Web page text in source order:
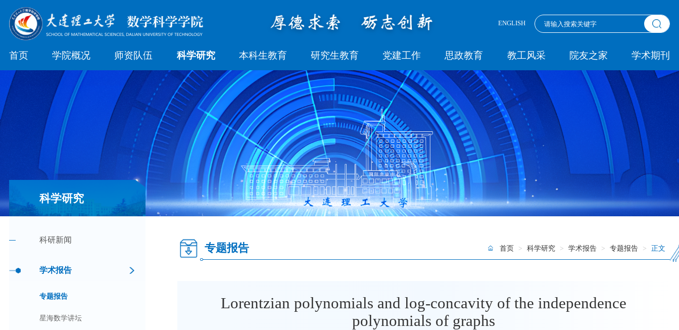
ENGLISH
首页 学院概况 师资队伍 科学研究 本科生教育 研究生教育 党建工作 思政教育 教工风采 院友之家 学术期刊
科学研究
科研新闻
学术报告
专题报告
星海数学讲坛
专题报告 首页 > 科学研究 > 学术报告 > 专题报告 > 正文
Lorentzian polynomials and log-concavity of the independence
polynomials of graphs